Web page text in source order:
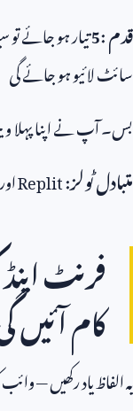
قدم5:تیار ہو جائے
سائٹ لائیو ہو جائے گی
بس۔ آپ نے اپنا پہلا
متبادل ٹولز:Replit
فرنٹ
کام آئیں
یہ الفاظ یاد رکھیں —